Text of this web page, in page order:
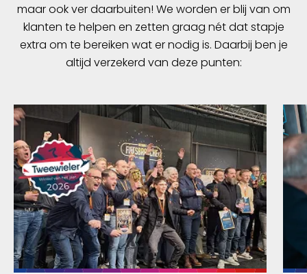
maar ook ver daarbuiten! We worden er blij van om
klanten te helpen en zetten graag nét dat stapje
extra om te bereiken wat er nodig is. Daarbij ben je
altijd verzekerd van deze punten: